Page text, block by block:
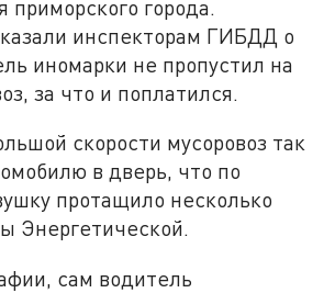
приморского города.
инспекторам ГИБДД о
иномарки не пропустил на
за что и поплатился.
скорости мусоровоз так
в дверь, что по
протащило несколько
Энергетической.
сам водитель